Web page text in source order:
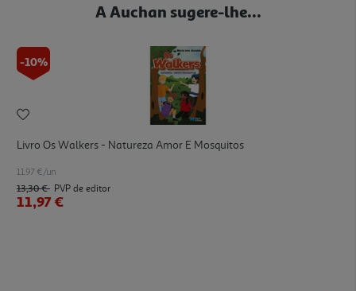
A Auchan sugere-lhe...
-10%
Livro Os Walkers - Natureza Amor E Mosquitos
11.97 €/un
13,30 € PVP de editor
11,97 €